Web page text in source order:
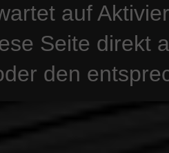
auf
Seite direkt
den